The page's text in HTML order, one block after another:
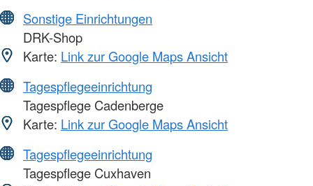
Sonstige Einrichtungen
DRK-Shop
Karte: Link zur Google Maps Ansicht
Tagespflegeeinrichtung
Tagespflege Cadenberge
Karte: Link zur Google Maps Ansicht
Tagespflegeeinrichtung
Tagespflege Cuxhaven